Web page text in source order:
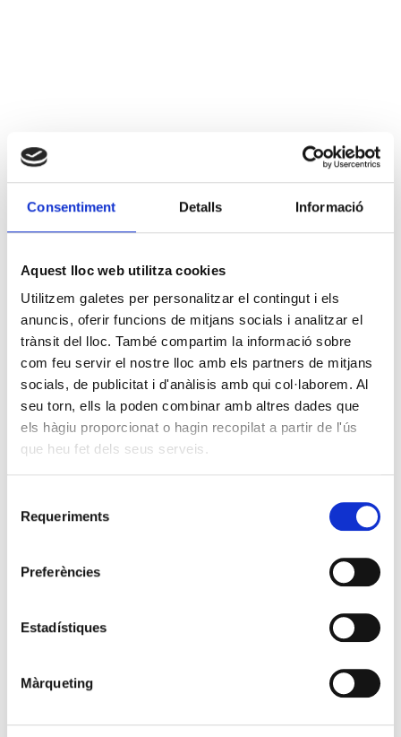
Consentiment Detalls Informació
Aquest lloc web utilitza cookies
Utilitzem galetes per personalitzar el contingut i els
anuncis, oferir funcions de mitjans socials i analitzar el
trànsit del lloc. També compartim la informació sobre
com feu servir el nostre lloc amb els partners de mitjans
socials, de publicitat i d'anàlisis amb qui col·laborem. Al
seu torn, ells la poden combinar amb altres dades que
els hàgiu proporcionat o hagin recopilat a partir de l'ús
que heu fet dels seus serveis.
Requeriments
Preferències
Estadístiques
Màrqueting